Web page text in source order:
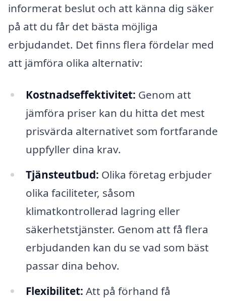
informerat beslut och att känna dig säker
på att du får det bästa möjliga
erbjudandet. Det finns flera fördelar med
att jämföra olika alternativ:
Kostnadseffektivitet: Genom att
jämföra priser kan du hitta det mest
prisvärda alternativet som fortfarande
uppfyller dina krav.
Tjänsteutbud: Olika företag erbjuder
olika faciliteter, såsom
klimatkontrollerad lagring eller
säkerhetstjänster. Genom att få flera
erbjudanden kan du se vad som bäst
passar dina behov.
Flexibilitet: Att på förhand få